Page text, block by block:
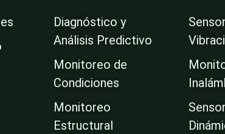
Diagnóstico y
Análisis Predictivo
Monitoreo de
Condiciones
Monitoreo
Estructural